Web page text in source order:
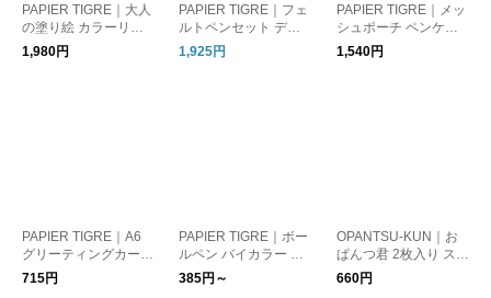
PAPIER TIGRE｜大人
の塗り絵 カラーリン
グ ノートブック デザ
イン グラフィック ギ
1,980円
PAPIER TIGRE｜フェ
ルトペンセット デュ
オ FELT PEN SET_D
UO カラーペン マーカ
1,925円
PAPIER TIGRE｜メッ
シュポーチ ペンケー
ス POKET PENCASE
筆箱 文房具 雑貨 ステ
1,540円
PAPIER TIGRE｜A6
グリーティングカード
手紙 ポストカード ギ
フト プレゼント A6 C
715円
PAPIER TIGRE｜ボー
ルペン バイカラー BA
LLPOINT PEN 筆記具
文房具 雑貨 ギフト 専
385円～
OPANTSU-KUN｜お
ぱんつ君 2枚入り ステ
ッカーセット スクエ
ア ダイカット シール
660円